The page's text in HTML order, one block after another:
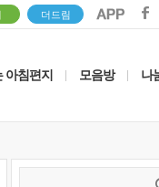
더드림
아침편지 모음방 나